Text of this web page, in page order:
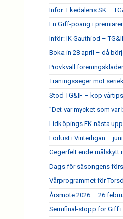
Inför: Ekedalens SK –
En Giff-poäng i
Inför: IK Gauthiod –
Boka in 28 april – då
Provkväll
Träningsseger mot
Stöd TG&IF – köp
”Det var mycket som
Lidköpings FK nästa
Förlust i Vinterligan –
Gegerfelt ende målskytt
Dags för säsongens
Vårprogrammet för
Årsmöte 2026 – 26
Semifinal-stopp för Giff i